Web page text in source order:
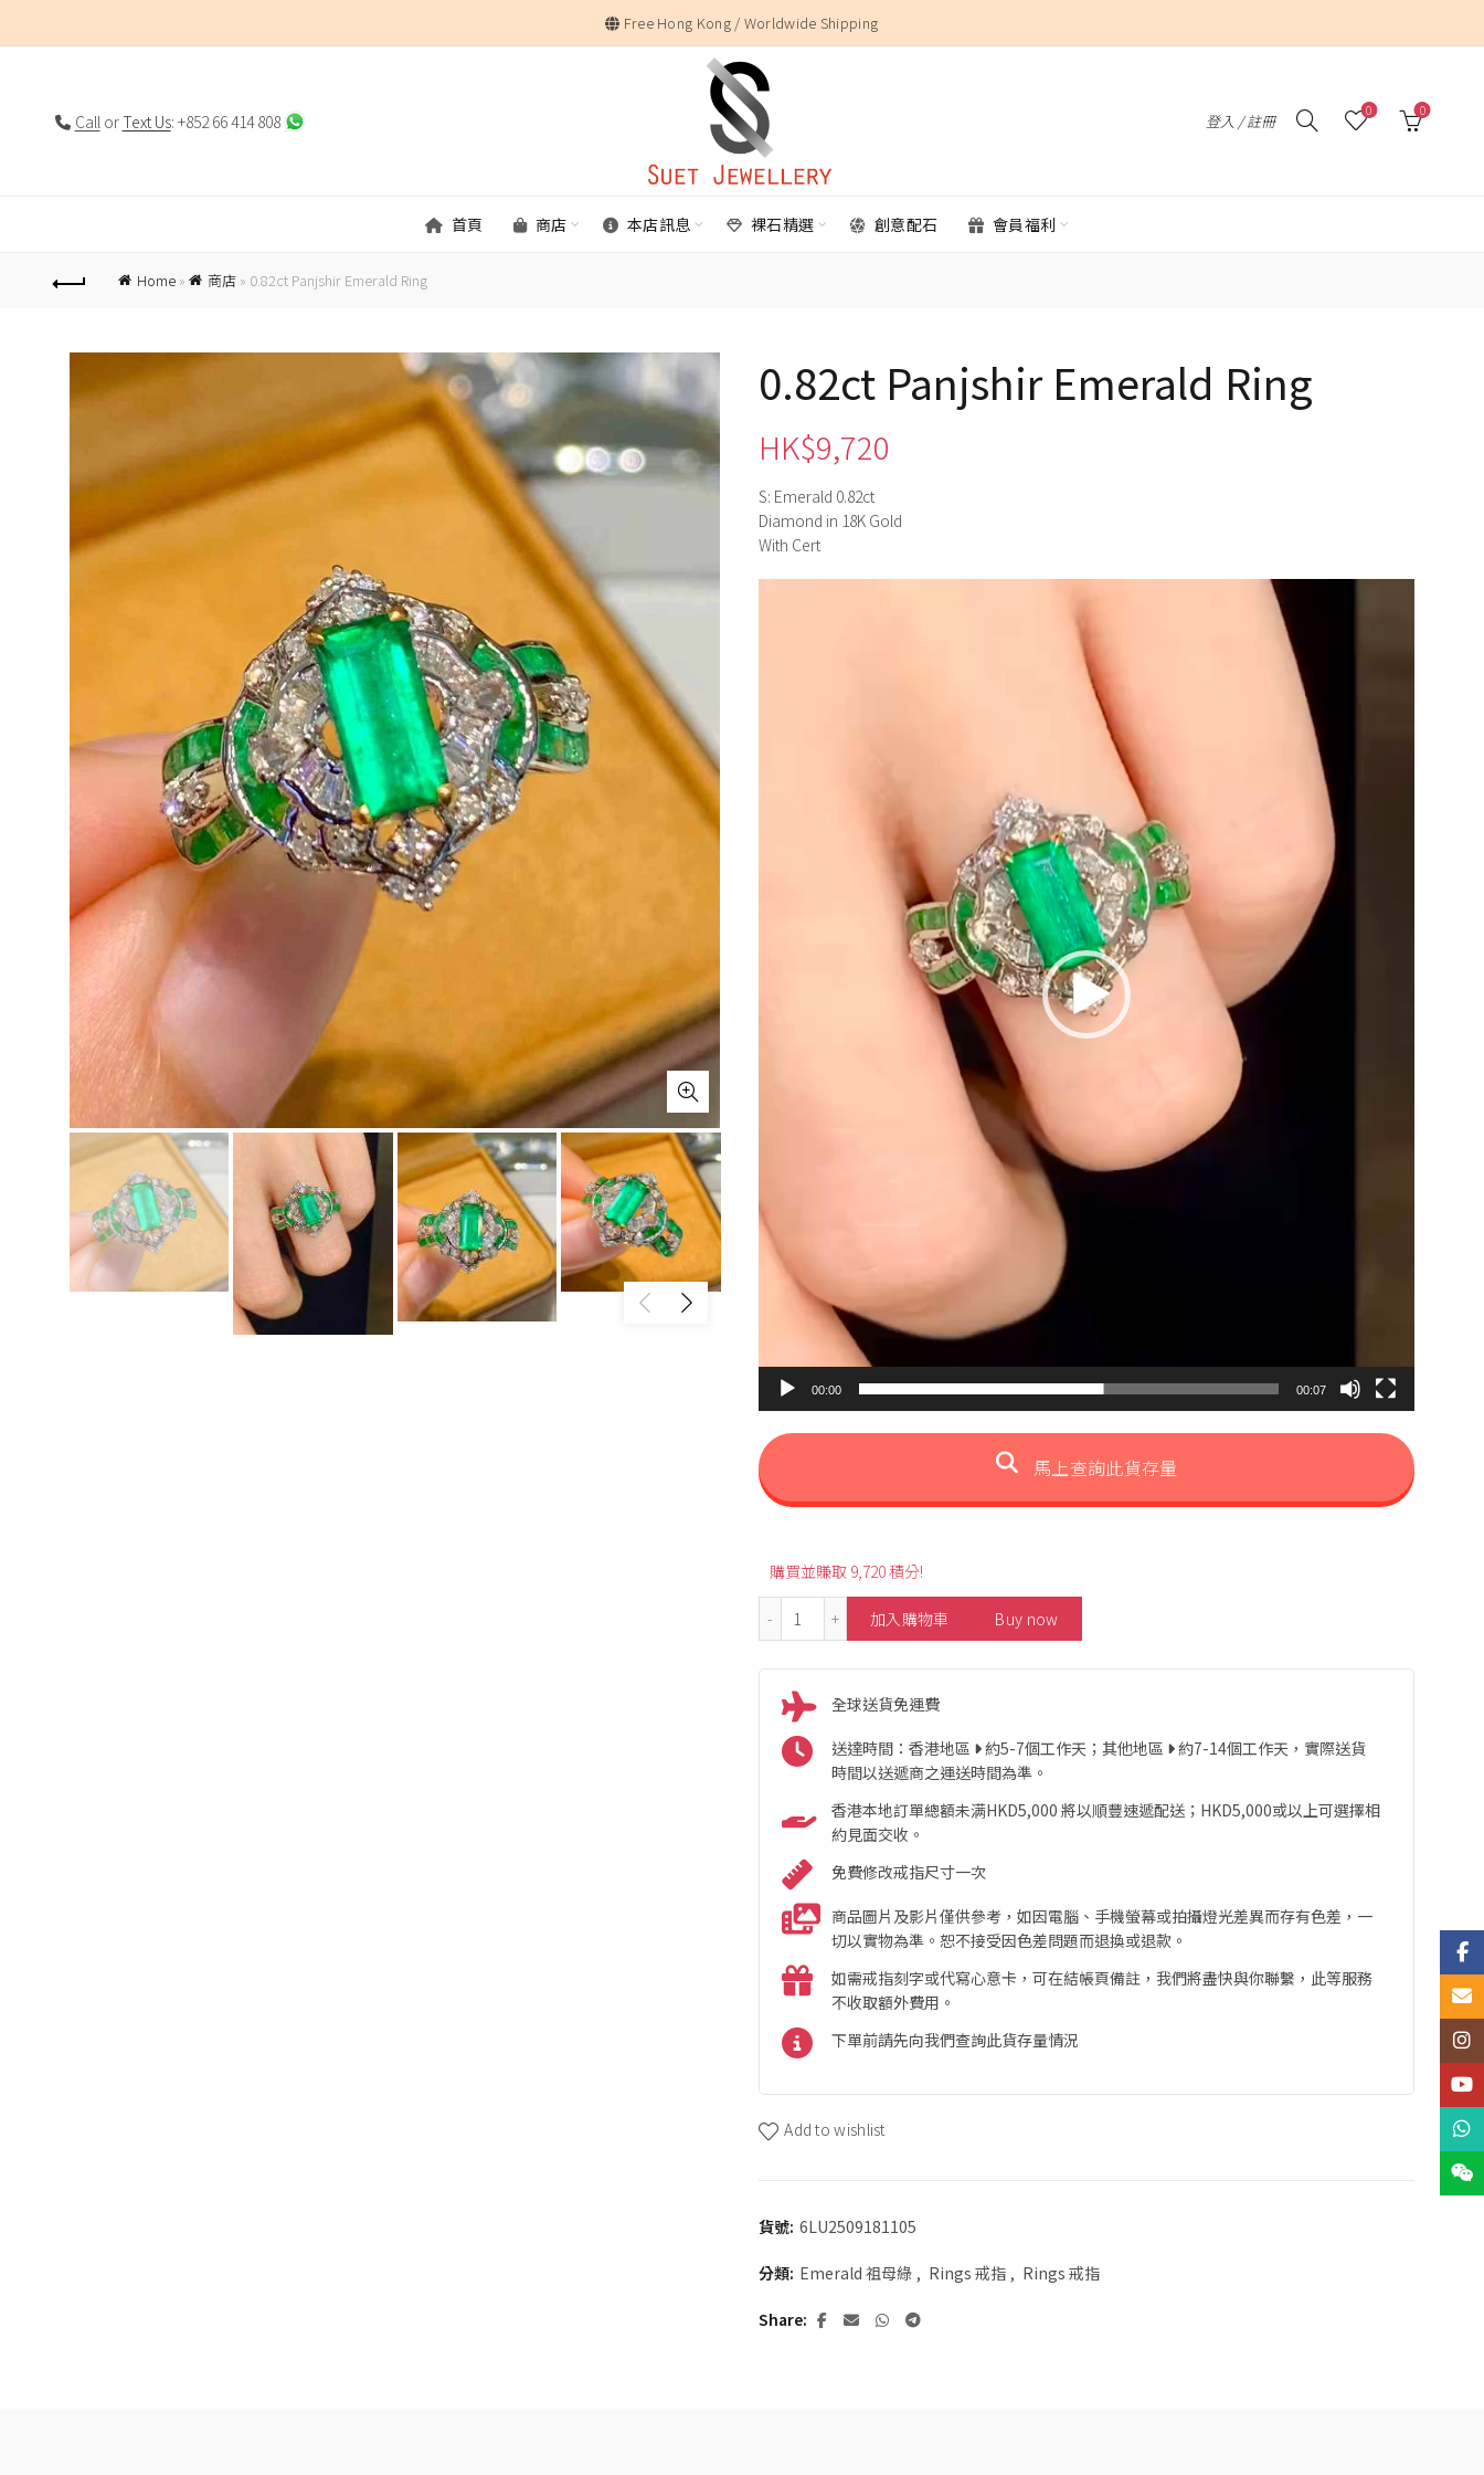
Free Hong Kong / Worldwide Shipping
Callor Text Us: +852 66 414 808 登入 / 註冊
0 0
首頁 商店 本店訊息 裸石精選 創意配石 會員福利
Home» 商店» 0.82ct Panjshir Emerald Ring
0.82ct Panjshir Emerald Ring
HK$9,720
S: Emerald 0.82ct
Diamond in 18K Gold
With Cert
00:00 00:07
馬上查詢此貨存量
購買並賺取 9,720 積分!
0.82ct Panjshir Emerald Ring 數量
加入購物車 Buy now
全球送貨免運費
送達時間：香港地區 約5-7個工作天；其他地區 約7-14個工作天，實際送貨
時間以送遞商之運送時間為準。
香港本地訂單總額未满HKD5,000 將以順豐速遞配送；HKD5,000或以上可選擇相
約見面交收。
免費修改戒指尺寸一次
商品圖片及影片僅供參考，如因電腦、手機螢幕或拍攝燈光差異而存有色差，一
切以實物為準。恕不接受因色差問題而退換或退款。
如需戒指刻字或代寫心意卡，可在結帳頁備註，我們將盡快與你聯繫，此等服務
不收取額外費用。
下單前請先向我們查詢此貨存量情況
Add to wishlist
貨號: 6LU2509181105
分類: Emerald 祖母綠 , Rings 戒指 , Rings 戒指
Share
Email